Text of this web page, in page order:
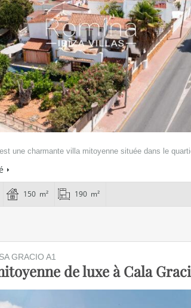
une charmante villa mitoyenne située dans le
150 m² 190 m²
GRACIO A1
de luxe à Cala